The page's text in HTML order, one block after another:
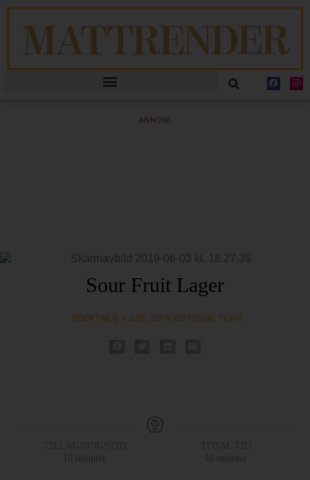
ANNONS
Sour Fruit Lager
COCKTAILS 3 JUNI, 2019 EDITORIAL TEAM
minuter minuter